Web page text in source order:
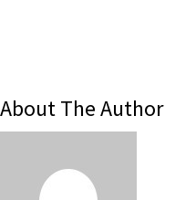
About The Author